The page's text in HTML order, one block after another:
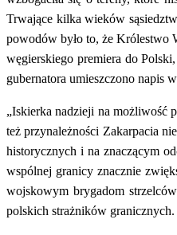
Trwające kilka wieków
powodów było to, że Królestwo
węgierskiego premiera do
gubernatora umieszczono napis
„Iskierka nadzieji na możliwość
też przynależności Zakarpacia
historycznych i na znaczącym
wspólnej granicy znacznie
wojskowym brygadom
polskich strażników